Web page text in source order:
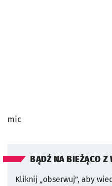
mic
BĄDŹ NA BIEŻĄCO
Kliknij „obserwuj”, aby